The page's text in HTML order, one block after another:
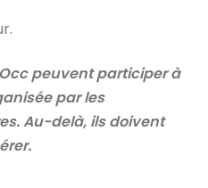
peuvent participer à
par les
Au-delà, ils doivent